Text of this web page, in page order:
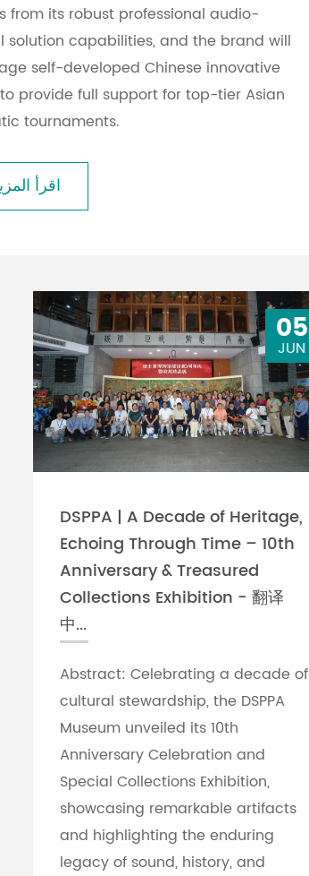
from its robust professional audio-
solution capabilities, and the brand will
self-developed Chinese innovative
provide full support for top-tier Asian
tournaments.
اقرأ
05
JUN
DSPPA | A Decade of Heritage,
Echoing Through Time – 10th
Anniversary & Treasured
Collections Exhibition - 翻译
中...
Abstract: Celebrating a decade of
cultural stewardship, the DSPPA
Museum unveiled its 10th
Anniversary Celebration and
Special Collections Exhibition,
showcasing remarkable artifacts
and highlighting the enduring
legacy of sound, history, and